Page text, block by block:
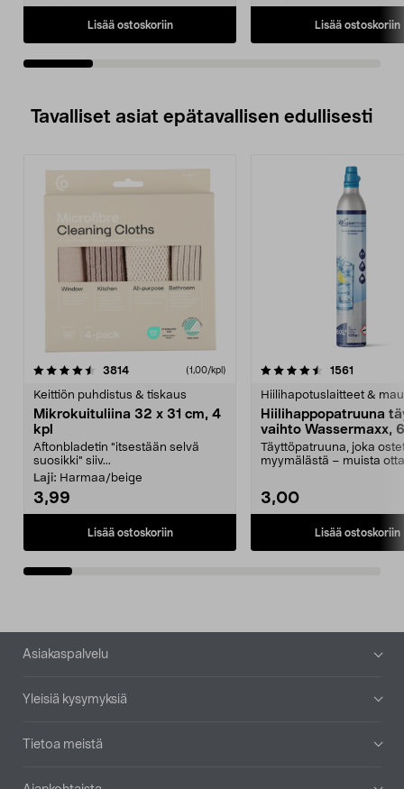
Lisää ostoskoriin Lisää ostoskoriin
Tavalliset asiat epätavallisen edullisesti
3814arvostelut (1,00/kpl)
Keittiön puhdistus & tiskaus
Mikrokuituliina 32 x 31 cm, 4
kpl
Aftonbladetin "itsestään selvä
suosikki" siiv...
Laji: Harmaa/beige
3,99
Lisää ostoskoriin
4.5viidestä
1561
Hiilihapotuslaitteet &
Hiilihappopatruuna
vaihto Wassermaxx,
Täyttöpatruuna, joka
myymälästä – muista
3,00
Lisää ostoskoriin
4.5viidestä
Alatunniste
Asiakaspalvelu
Yleisiä kysymyksiä
Tietoa meistä